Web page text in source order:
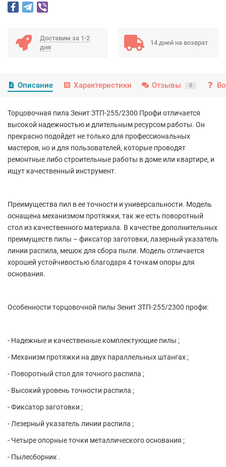
Доставим за 1-2
дня
14 дней на возврат
Описание Характеристики Отзывы 0
Торцовочная пила Зенит ЗТП-255/2300 Профи отличается
высокой надежностью и длительным ресурсом работы. Он
прекрасно подойдет не только для профессиональных
мастеров, но и для пользователей, которые проводят
ремонтные либо строительные работы в доме или квартире, и
ищут качественный инструмент.
Преимущества пил в ее точности и универсальности. Модель
оснащена механизмом протяжки, так же есть поворотный
стол из качественного материала. В качестве дополнительных
преимуществ пилы – фиксатор заготовки, лазерный указатель
линии распила, мешок для сбора пыли. Модель отличается
хорошей устойчивостью благодаря 4 точкам опоры для
основания.
Особенности торцовочной пилы Зенит ЗТП-255/2300 профи:
- Надежные и качественные комплектующие пилы ;
- Механизм протяжки на двух параллельных штангах ;
- Поворотный стол для точного распила ;
- Высокий уровень точности распила ;
- Фиксатор заготовки ;
- Лезерный указатель линии распила ;
- Четыре опорные точки металлического основания ;
- Пылесборник .